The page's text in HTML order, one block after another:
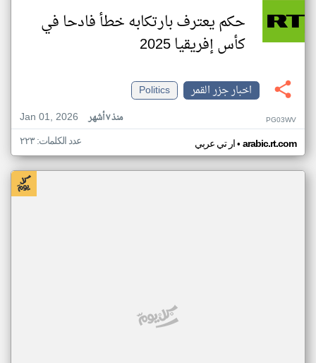
حكم يعترف بارتكابه خطأ فادحا في
كأس إفريقيا 2025
اخبار جزر القمر
Politics
Jan 01, 2026
منذ ٧ أشهر PG03WV
ار تي عربي• arabic.rt.com عدد الكلمات: ٢٢٣